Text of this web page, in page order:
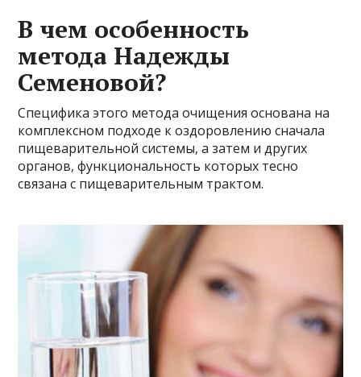
В чем особенность
метода Надежды
Семеновой?
Специфика этого метода очищения основана на
комплексном подходе к оздоровлению сначала
пищеварительной системы, а затем и других
органов, функциональность которых тесно
связана с пищеварительным трактом.